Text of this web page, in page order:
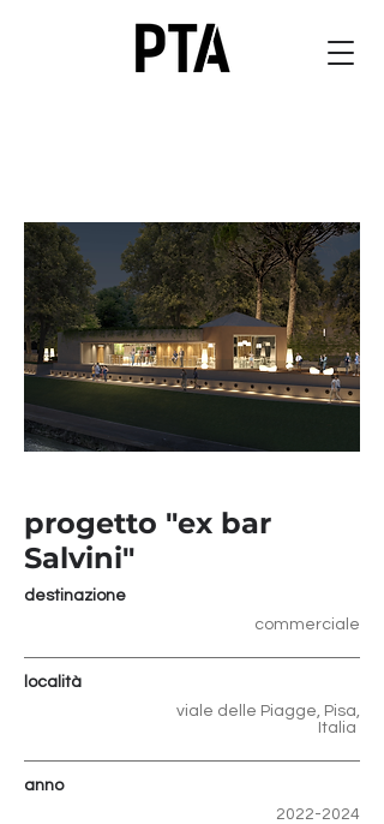
progetto "ex bar
Salvini"
destinazione
commerciale
località
viale delle Piagge, Pisa,
Italia
anno
2022-2024